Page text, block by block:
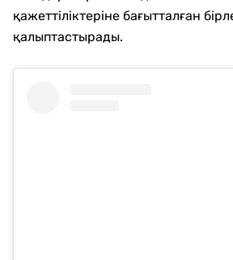
қажеттіліктеріне бағытталған
қалыптастырады.